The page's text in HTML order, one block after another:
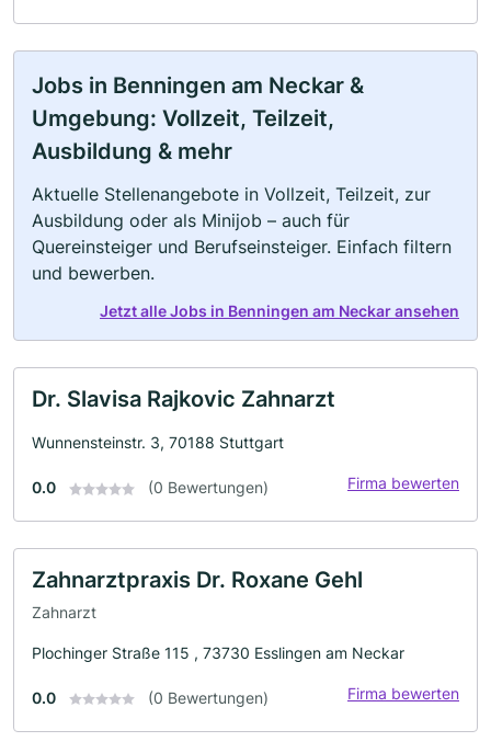
Jobs in Benningen am Neckar &
Umgebung: Vollzeit, Teilzeit,
Ausbildung & mehr
Aktuelle Stellenangebote in Vollzeit, Teilzeit, zur
Ausbildung oder als Minijob – auch für
Quereinsteiger und Berufseinsteiger. Einfach filtern
und bewerben.
Jetzt alle Jobs in Benningen am Neckar ansehen
Dr. Slavisa Rajkovic Zahnarzt
Wunnensteinstr. 3, 70188 Stuttgart
0.0 (0 Bewertungen) Firma bewerten
Zahnarztpraxis Dr. Roxane Gehl
Zahnarzt
Plochinger Straße 115 , 73730 Esslingen am Neckar
0.0 (0 Bewertungen) Firma bewerten